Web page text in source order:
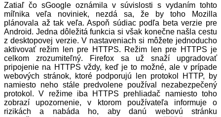
Zatiaľ čo sGoogle oznámila v súvislosti s vydaním tohto
míľnika veľa noviniek, nezdá sa, že by toho Mozilla
plánovala až tak veľa. Aspoň súdiac podľa beta verzie pre
Android. Jedna dôležitá funkcia si však konečne našla cestu
z desktopovej verzie. V nastaveniach si môžete jednoducho
aktivovať režim len pre HTTPS. Režim len pre HTTPS je
celkom zrozumiteľný. Firefox sa už snaží upgradovať
pripojenie na HTTPS vždy, keď je to možné, ale v prípade
webových stránok, ktoré podporujú len protokol HTTP, by
namiesto neho stále predvolene používal nezabezpečený
protokol. V režime iba HTTPS prehliadač namiesto toho
zobrazí upozornenie, v ktorom používateľa informuje o
rizikách a nabáda ho, aby danú webovú stránku